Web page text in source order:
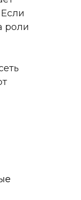
роли